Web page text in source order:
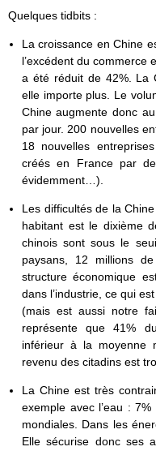
Quelques tidbits :
La croissance en Chine
l’excédent du commerce
a été réduit de 42%. La
elle importe plus. Le
Chine augmente donc
par jour. 200 nouvelles
18 nouvelles
créés en France par
évidemment…).
Les difficultés de la
habitant est le dixième
chinois sont sous le
paysans, 12 millions
structure économique
dans l’industrie, ce qui
(mais est aussi notre
représente que 41%
inférieur à la moyenne
revenu des citadins est
La Chine est très
exemple avec l’eau :
mondiales. Dans les
Elle sécurise donc ses